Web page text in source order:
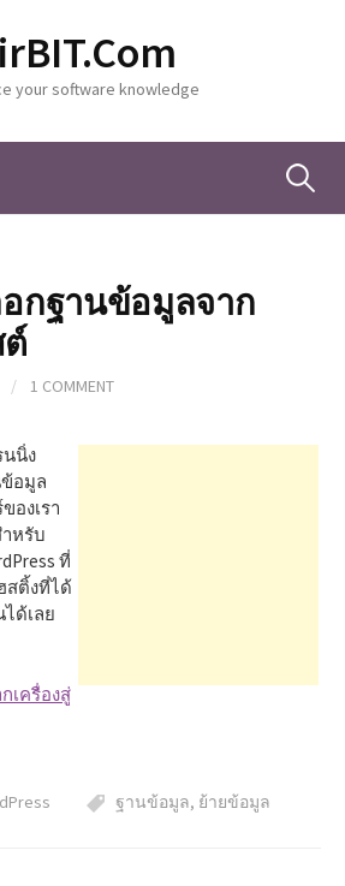
your software knowledge
S
o
กฐานข้อมูลจาก
/ 1 COMMENT
นนิ่ง
ข้อมูล
องเรา
หรับ
ที่
สติ้งที่ได้
ได้เลย
เครื่องสู่
ฐานข้อมูล, ย้ายข้อมูล